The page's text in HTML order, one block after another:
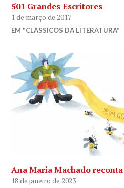
501 Grandes Escritores
1 de março de 2017
EM "CLÁSSICOS DA LITERATURA"
Ana Maria Machado
18 de janeiro de 2023